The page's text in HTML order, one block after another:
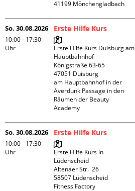
So. 30.08.2026
10:00 - 17:30
Uhr
Erste Hilfe Kurs
Erste Hilfe Kurs Duisburg am
Hauptbahnhof
Königstraße 63-65
47051 Duisburg
am Hauptbahnhof in der
Averdunk Passage in den
Räumen der Beauty
Academy
So. 30.08.2026
10:00 - 17:30
Uhr
Erste Hilfe Kurs
Erste Hilfe Kurs in
Lüdenscheid
Altenaer Str.  26
58507 Lüdenscheid
Fitness Factory